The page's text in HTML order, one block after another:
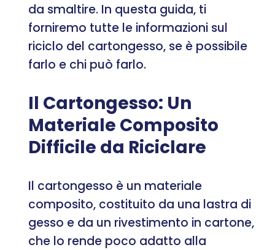
da smaltire. In questa guida, ti
forniremo tutte le informazioni sul
riciclo del cartongesso, se è possibile
farlo e chi può farlo.
Il Cartongesso: Un
Materiale Composito
Difficile da Riciclare
Il cartongesso è un materiale
composito, costituito da una lastra di
gesso e da un rivestimento in cartone,
che lo rende poco adatto alla